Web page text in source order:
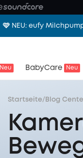
🩷 NEU: eufy
Neu BabyCare Neu
Startseite/ Blog